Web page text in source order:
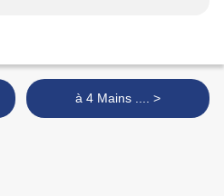
à 4 Mains .... >